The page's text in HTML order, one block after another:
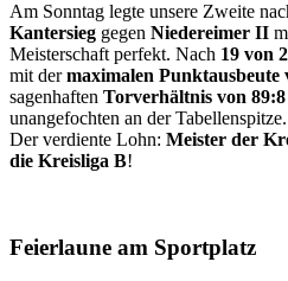
Am Sonntag legte unsere Zweite
Kantersieg gegen Niedereimer II
Meisterschaft perfekt. Nach 19 von
mit dermaximalen Punktausbeute
sagenhaften Torverhältnis von 89:8
unangefochten an der Tabellenspitze.
Der verdiente Lohn: Meister der
die Kreisliga B!
Feierlaune am Sportplatz